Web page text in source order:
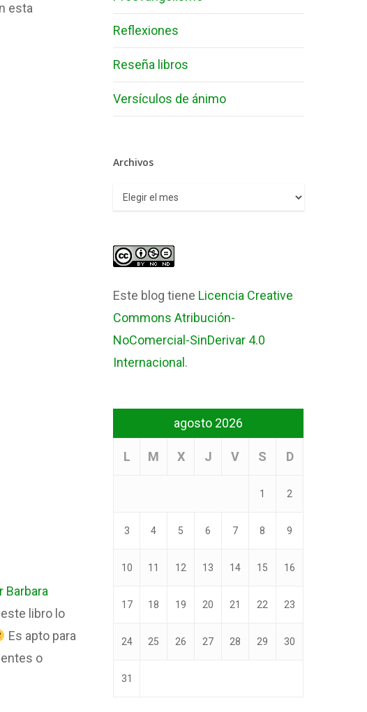
esta
Barbara
libro lo
Es apto para
o
Reflexiones
Reseña libros
Versículos de ánimo
Archivos
Archivos
Este blog tiene Licencia Creative
Commons Atribución-
NoComercial-SinDerivar 4.0
Internacional .
agosto 2026
L M X J V S D
1 2
3 4 5 6 7 8 9
10 11 12 13 14 15 16
17 18 19 20 21 22 23
24 25 26 27 28 29 30
31